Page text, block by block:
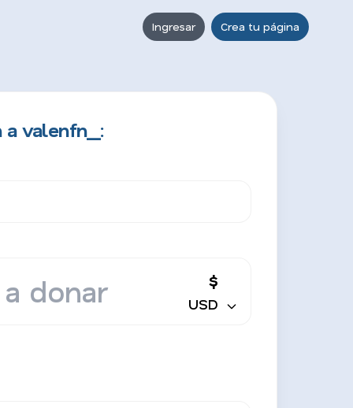
Ingresar Crea tu página
valenfn__:
$
USD